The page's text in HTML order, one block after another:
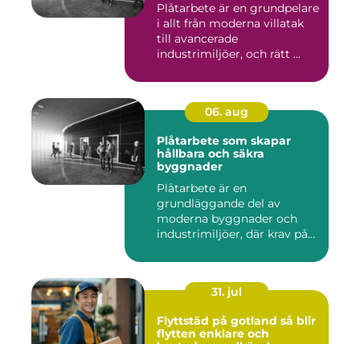
Plåtarbete är en grundpelare
i allt från moderna villatak
till avancerade
industrimiljöer, och rätt ...
06. aug
Plåtarbete som skapar
hållbara och säkra
byggnader
Plåtarbete är en
grundläggande del av
moderna byggnader och
industrimiljöer, där krav på
31. jul
Flyttstäd på gotland så blir
flytten enklare och